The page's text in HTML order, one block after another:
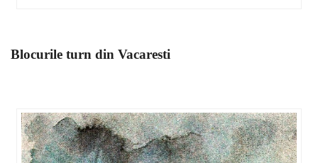
Blocurile turn din Vacaresti